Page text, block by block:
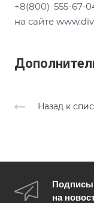
+8(800) 555-67-
на сайте
Назад к
на